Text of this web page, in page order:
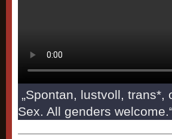
„Spontan, lustvoll,
Sex. All genders